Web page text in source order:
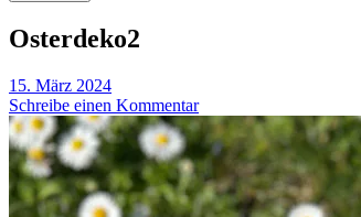
Osterdeko2
15. März 2024
Schreibe einen Kommentar